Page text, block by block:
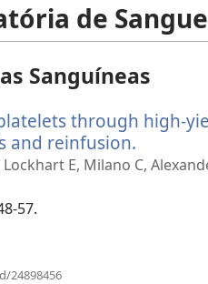
de
Sanguíneas
through high-
and reinfusion.
uma
E, Milano C,
57.
24898456